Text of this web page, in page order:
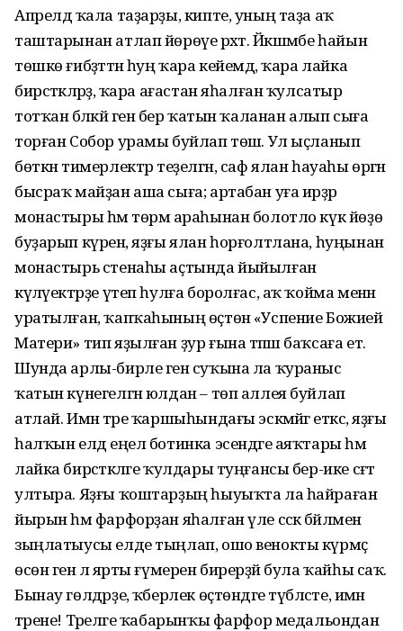
Апрелдә ҡала таҙарҙы, кипте, уның таҙа аҡ
таштарынан атлап йөрөүе рәхәт. Йәкшәмбе һайын
төшкө ғибәҙәттән һуң ҡара кейемдә, ҡара лайка
бирсәткәләрҙә, ҡара ағастан яһалған ҡулсатыр
тотҡан бәләкәй генә бер ҡатын ҡаланан алып сыға
торған Собор урамы буйлап төшә. Ул ыҫланып
бөткән тимерлектәр теҙелгән, саф ялан һауаһы өргән
бысраҡ майҙан аша сыға; артабан уға ирҙәр
монастыры һәм төрмә араһынан болотло күк йөҙө
буҙарып күренә, яҙғы ялан һорғолтлана, һуңынан
монастырь стенаһы аҫтында йыйылған
күләүектәрҙе үтеп һулға боролғас, аҡ ҡойма менән
уратылған, ҡапҡаһының өҫтөнә «Успение Божией
Матери» тип яҙылған ҙур ғына тәпәш баҡсаға етә.
Шунда арлы-бирле генә суҡына ла ҡураныс
ҡатын күнегелгән юлдан – төп аллея буйлап
атлай. Имән тәре ҡаршыһындағы эскәмйәгә еткәс, яҙғы
һалҡын елдә еңел ботинка эсендәге аяҡтары һәм
лайка бирсәткәләге ҡулдары туңғансы бер-ике сәғәт
ултыра. Яҙғы ҡоштарҙың һыуыҡта ла һайраған
йырын һәм фарфорҙан яһалған үле сәскә бәйләмен
зыңлатыусы елде тыңлап, ошо венокты күрмәҫ
өсөн генә лә ярты ғүмерен бирерҙәй була ҡайһы саҡ.
Бынау гөлдәрҙе, ҡәберлек өҫтөндәге түбәләсте, имән
тәрене! Тәреләге ҡабарынҡы фарфор медальондан